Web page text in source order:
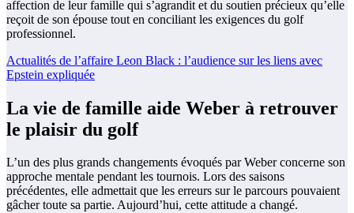
affection de leur famille qui s’agrandit et du soutien précieux qu’elle
reçoit de son épouse tout en conciliant les exigences du golf
professionnel.
Actualités de l’affaire Leon Black : l’audience sur les liens avec
Epstein expliquée
La vie de famille aide Weber à retrouver
le plaisir du golf
L’un des plus grands changements évoqués par Weber concerne son
approche mentale pendant les tournois. Lors des saisons
précédentes, elle admettait que les erreurs sur le parcours pouvaient
gâcher toute sa partie. Aujourd’hui, cette attitude a changé.